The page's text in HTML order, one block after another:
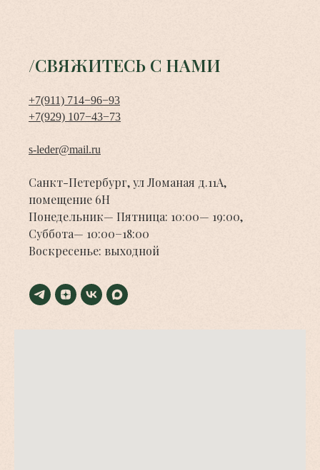
/СВЯЖИТЕСЬ С НАМИ
+7(911) 714−96−93
+7(929) 107−43−73
s-leder@mail.ru
Санкт-Петербург, ул Ломаная д.11А,
помещение 6Н
Понедельник— Пятница: 10:00— 19:00,
Суббота— 10:00−18:00
Воскресенье: выходной